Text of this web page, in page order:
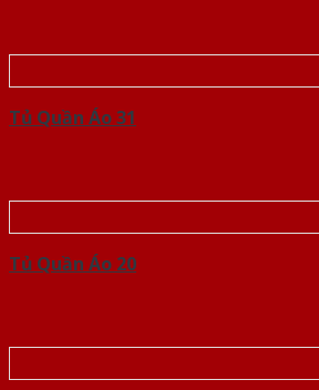
Tủ Quần Áo 31
Tủ Quần Áo 20